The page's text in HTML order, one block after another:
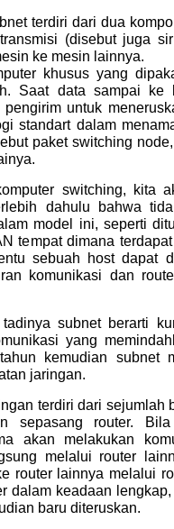
terdiri dari dua
(disebut juga
ke mesin lainnya.
khusus yang
Saat data sampai ke
untuk
standart dalam
paket switching
switching, kita
dahulu bahwa
model ini, seperti
tempat dimana
sebuah host dapat
komunikasi dan
subnet berarti
yang
kemudian subnet
jaringan.
terdiri dari sejumlah
sepasang router.
akan melakukan
melalui router
router lainnya melalui
dalam keadaan
baru diteruskan.